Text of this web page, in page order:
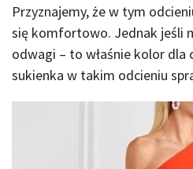
Przyznajemy, że w tym
się komfortowo. Jednak jeśli
odwagi – to właśnie kolor dla
sukienka w takim odcieniu